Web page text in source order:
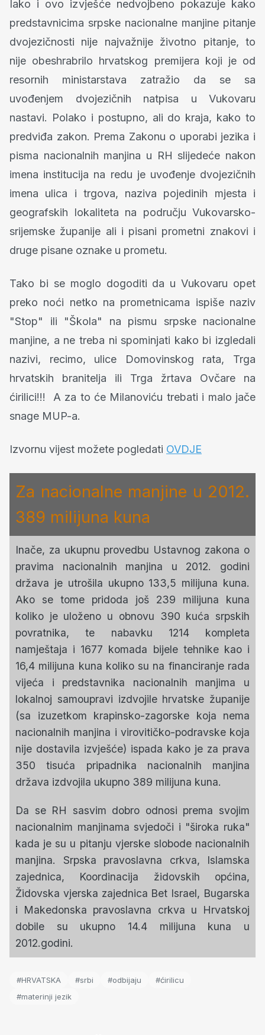
Iako i ovo izvješće nedvojbeno pokazuje kako
predstavnicima srpske nacionalne manjine pitanje
dvojezičnosti nije najvažnije životno pitanje, to
nije obeshrabrilo hrvatskog premijera koji je od
resornih ministarstava zatražio da se sa
uvođenjem dvojezičnih natpisa u Vukovaru
nastavi. Polako i postupno, ali do kraja, kako to
predviđa zakon. Prema Zakonu o uporabi jezika i
pisma nacionalnih manjina u RH slijedeće nakon
imena institucija na redu je uvođenje dvojezičnih
imena ulica i trgova, naziva pojedinih mjesta i
geografskih lokaliteta na području Vukovarsko-
srijemske županije ali i pisani prometni znakovi i
druge pisane oznake u prometu.
Tako bi se moglo dogoditi da u Vukovaru opet
preko noći netko na prometnicama ispiše naziv
"Stop" ili "Škola" na pismu srpske nacionalne
manjine, a ne treba ni spominjati kako bi izgledali
nazivi, recimo, ulice Domovinskog rata, Trga
hrvatskih branitelja ili Trga žrtava Ovčare na
ćirilici!!! A za to će Milanoviću trebati i malo jače
snage MUP-a.
Izvornu vijest možete pogledati OVDJE
Za nacionalne manjine u 2012.
389 milijuna kuna
Inače, za ukupnu provedbu Ustavnog zakona o
pravima nacionalnih manjina u 2012. godini
država je utrošila ukupno 133,5 milijuna kuna.
Ako se tome pridoda još 239 milijuna kuna
koliko je uloženo u obnovu 390 kuća srpskih
povratnika, te nabavku 1214 kompleta
namještaja i 1677 komada bijele tehnike kao i
16,4 milijuna kuna koliko su na financiranje rada
vijeća i predstavnika nacionalnih manjima u
lokalnoj samoupravi izdvojile hrvatske županije
(sa izuzetkom krapinsko-zagorske koja nema
nacionalnih manjina i virovitičko-podravske koja
nije dostavila izvješće) ispada kako je za prava
350 tisuća pripadnika nacionalnih manjina
država izdvojila ukupno 389 milijuna kuna.
Da se RH sasvim dobro odnosi prema svojim
nacionalnim manjinama svjedoči i "široka ruka"
kada je su u pitanju vjerske slobode nacionalnih
manjina. Srpska pravoslavna crkva, Islamska
zajednica, Koordinacija židovskih općina,
Židovska vjerska zajednica Bet Israel, Bugarska
i Makedonska pravoslavna crkva u Hrvatskoj
dobile su ukupno 14.4 milijuna kuna u
2012.godini.
#HRVATSKA #srbi #odbijaju
#ćirilicu
#materinji jezik